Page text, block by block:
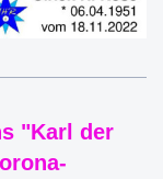
"Karl der